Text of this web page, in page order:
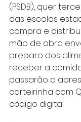
(PSDB), quer
das escolas
compra e
mão de obra
preparo dos
receber a
passarão a
carteirinha com
código digital.